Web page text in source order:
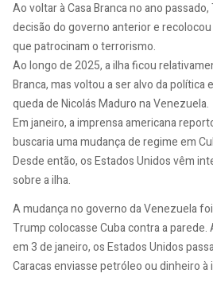
Ao voltar à Casa Branca no ano
decisão do governo anterior e
que patrocinam o terrorismo.
Ao longo de 2025, a ilha ficou
Branca, mas voltou a ser alvo da política
queda de Nicolás Maduro na Venezuela.
Em janeiro, a imprensa americana
buscaria uma mudança de regime em
Desde então, os Estados Unidos vêm
sobre a ilha.
A mudança no governo da Venezuela
Trump colocasse Cuba contra a parede.
em 3 de janeiro, os Estados Unidos
Caracas enviasse petróleo ou dinheiro à